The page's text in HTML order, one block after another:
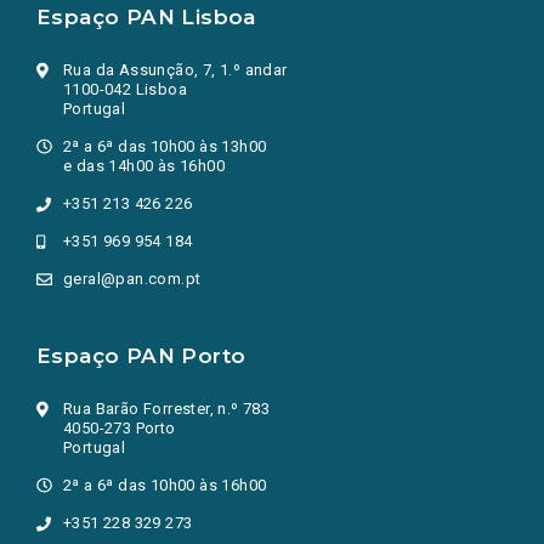
Espaço PAN Lisboa
Rua da Assunção, 7, 1.º andar
1100-042 Lisboa
Portugal
2ª a 6ª das 10h00 às 13h00
e das 14h00 às 16h00
+351 213 426 226
+351 969 954 184
geral@pan.com.pt
Espaço PAN Porto
Rua Barão Forrester, n.º 783
4050-273 Porto
Portugal
2ª a 6ª das 10h00 às 16h00
+351 228 329 273